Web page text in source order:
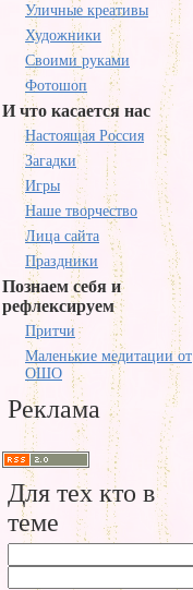
Уличные креативы
Художники
Своими руками
Фотошоп
И что касается нас
Настоящая Россия
Загадки
Игры
Наше творчество
Лица сайта
Праздники
Познаем себя и
рефлексируем
Притчи
Маленькие медитации от
ОШО
Реклама
Для тех кто в
теме